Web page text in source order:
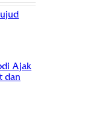
Ajak
dan